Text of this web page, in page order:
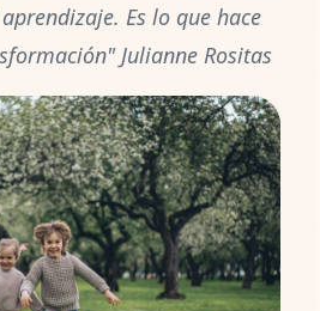
Es lo que hace
Julianne Rositas